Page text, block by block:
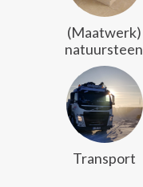
(Maatwerk)
natuursteen
Transport